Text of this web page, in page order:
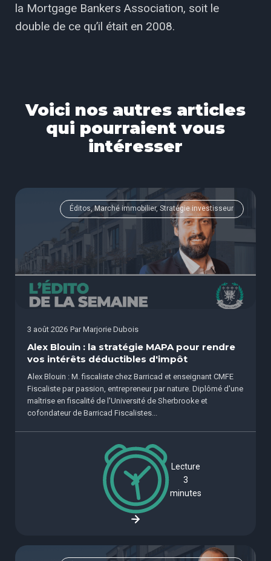
la Mortgage Bankers Association, soit le
double de ce qu’il était en 2008.
Voici nos autres articles
qui pourraient vous
intéresser
Éditos, Marché immobilier, Stratégie investisseur
3 août 2026 Par Marjorie Dubois
Alex Blouin : la stratégie MAPA pour rendre
vos intérêts déductibles d'impôt
Alex Blouin : M. fiscaliste chez Barricad et enseignant CMFE
Fiscaliste par passion, entrepreneur par nature. Diplômé d'une
maîtrise en fiscalité de l'Université de Sherbrooke et
cofondateur de Barricad Fiscalistes...
Lecture
3
minutes